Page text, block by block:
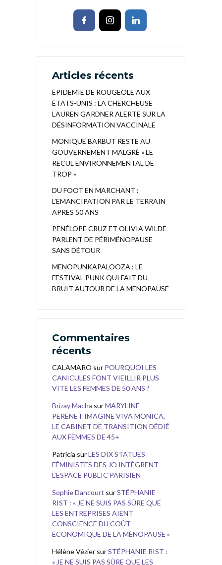
Articles récents
ÉPIDEMIE DE ROUGEOLE AUX
ÉTATS-UNIS : LA CHERCHEUSE
LAUREN GARDNER ALERTE SUR LA
DÉSINFORMATION VACCINALE
MONIQUE BARBUT RESTE AU
GOUVERNEMENT MALGRÉ « LE
RECUL ENVIRONNEMENTAL DE
TROP »
DU FOOT EN MARCHANT :
L’EMANCIPATION PAR LE TERRAIN
APRES 50 ANS
PENÉLOPE CRUZ ET OLIVIA WILDE
PARLENT DE PÉRIMÉNOPAUSE
SANS DÉTOUR
MENOPUNKAPALOOZA : LE
FESTIVAL PUNK QUI FAIT DU
BRUIT AUTOUR DE LA MENOPAUSE
Commentaires
récents
CALAMARO sur POURQUOI LES
CANICULES FONT VIEILLIR PLUS
VITE LES FEMMES DE 50 ANS ?
Brizay Macha surMARYLINE
PERENET IMAGINE VIVA MONICA,
LE CABINET DE TRANSITION DÉDIÉ
AUX FEMMES DE 45+
Patricia surLES DIX STATUES
FÉMINISTES DES JO INTÈGRENT
L’ESPACE PUBLIC PARISIEN
Sophie Dancourt surSTÉPHANIE
RIST : « JE NE SUIS PAS SÛRE QUE
LES ENTREPRISES AIENT
CONSCIENCE DU COÛT
ÉCONOMIQUE DE LA MÉNOPAUSE »
Hélène Vézier surSTÉPHANIE RIST :
« JE NE SUIS PAS SÛRE QUE LES